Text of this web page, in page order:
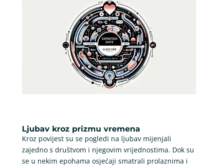
Ljubav kroz prizmu vremena
Kroz povijest su se pogledi na ljubav mijenjali
zajedno s društvom i njegovim vrijednostima. Dok su
se u nekim epohama osjećaji smatrali prolaznima i